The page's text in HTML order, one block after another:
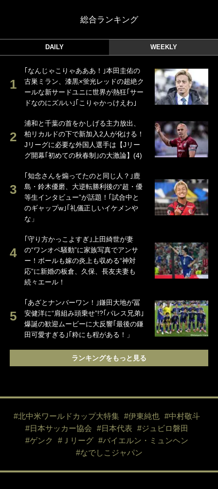
総合ランキング
DAILY WEEKLY
｢なんじゃこりゃあああ！｣本田圭佑の
古巣ミラン、漆黒×蛍光レッドの超絶ク
ールな新サードユニに世界が熱狂｢サー
ドなのにズルい｣｢こりゃかっけえわ｣
浦和と千葉の首をかしげる主力放出、
柏リカルドの下で新加入2人が化ける！
Jリーグに必要な外国人選手は【Jリー
グ開幕｢初めての秋春制｣の大激論】(4)
｢知念さんを煽ってたのと同じ人？｣鹿
島・鈴木優磨、大逆転勝利後の“超・優
等生インタビュー”が話題！｢試合中と
のギャップw｣｢礼儀正しいイケメンや
な」
｢守り方かっこよすぎ｣上田綺世が妻
の“ワンオペ騒動”に家族写真でアンサ
ー！ボールも嫁の炎上も収める“神対
応”に新婚の板倉、久保、長友夫妻も
続々エール！
｢あざとナンバーワン！｣鎌田大地が冨
安健洋に“肩組み頭乗せ”!?｢パレス兄弟｣
爆誕の歓迎ムービーに大反響｢最後の鎌
田可愛すぎる｣｢粋にも程がある！」
ランキングをもっと見る
#北中米ワールドカップ大特集 #伊東純也
#中村敬斗
#日本サッカー協会
#日本代表
#ジュビロ磐田
#ゲンク
#Ｊリーグ
#バイエルン・ミュンヘン
#なでしこジャパン